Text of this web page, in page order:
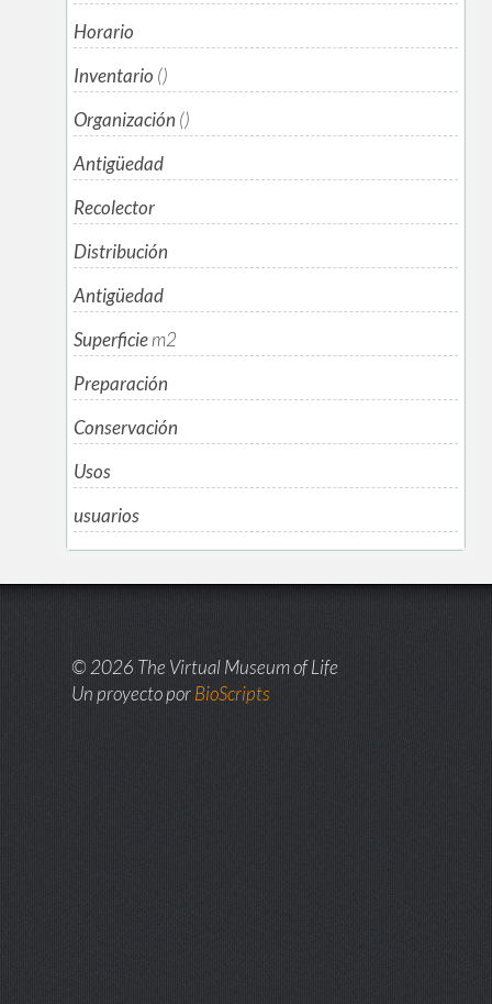
Horario
Inventario ()
Organización ()
Antigüedad
Recolector
Distribución
Antigüedad
Superficiem2
Preparación
Conservación
Usos
usuarios
© 2026 The Virtual Museum of Life
Un proyecto porBioScripts